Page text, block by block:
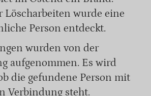
Löscharbeiten wurde eine
Person entdeckt.
wurden von der
aufgenommen. Es wird
die gefundene Person mit
Verbindung steht.